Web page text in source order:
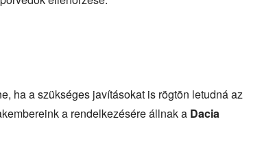
ha a szükséges javításokat is rögtön letudná az
a rendelkezésére állnak a Dacia